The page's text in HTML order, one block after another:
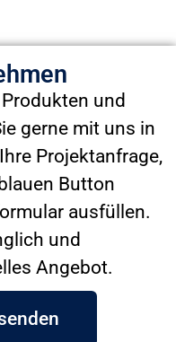
und
gerne mit uns in
Projektanfrage,
Button
ausfüllen.
und
Angebot.